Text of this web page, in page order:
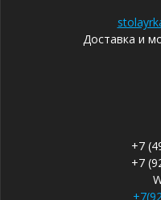
Доставка и
+7
+7